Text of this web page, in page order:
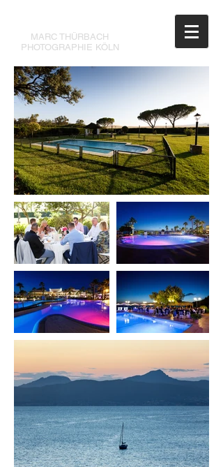
MARC THÜRBACH
PHOTOGRAPHIE KÖLN